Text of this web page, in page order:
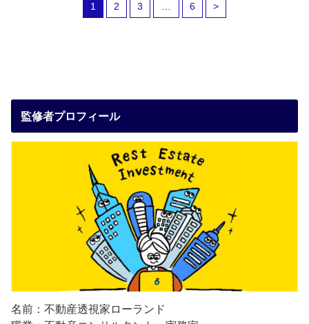
1 2 3 … 6 >
監修者プロフィール
名前：不動産透視家ローランド